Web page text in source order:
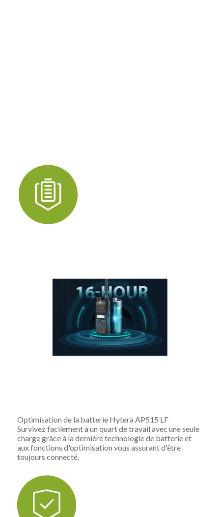
Optimisation de la batterie Hytera AP515 LF
Survivez facilement à un quart de travail avec une seule
charge grâce à la dernière technologie de batterie et
aux fonctions d'optimisation vous assurant d'être
toujours connecté.